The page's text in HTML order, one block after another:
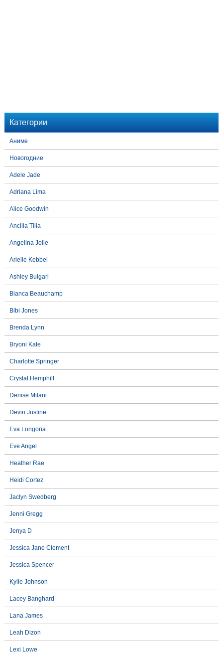
Категории
Аниме
Новогодние
Adele Jade
Adriana Lima
Alice Goodwin
Ancilla Tilia
Angelina Jolie
Arielle Kebbel
Ashley Bulgari
Bianca Beauchamp
Bibi Jones
Brenda Lynn
Bryoni Kate
Charlotte Springer
Crystal Hemphill
Denise Milani
Devin Justine
Eva Longoria
Eve Angel
Heather Rae
Heidi Cortez
Jaclyn Swedberg
Jenni Gregg
Jenya D
Jessica Jane Clement
Jessica Spencer
Kylie Johnson
Lacey Banghard
Lana James
Leah Dizon
Lexi Lowe